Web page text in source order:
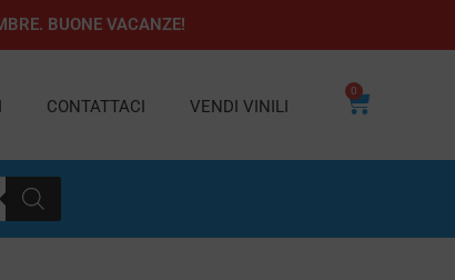
BUONE VACANZE!
CONTATTACI VENDI VINILI
0
Carrello